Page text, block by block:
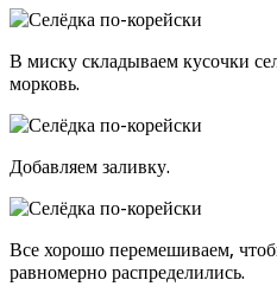
В миску складываем кусочки
морковь.
Добавляем заливку.
Все хорошо перемешиваем,
равномерно распределились.